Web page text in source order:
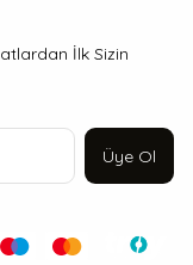
İlk Sizin
Üye Ol